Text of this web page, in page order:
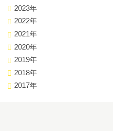
2023年
2022年
2021年
2020年
2019年
2018年
2017年